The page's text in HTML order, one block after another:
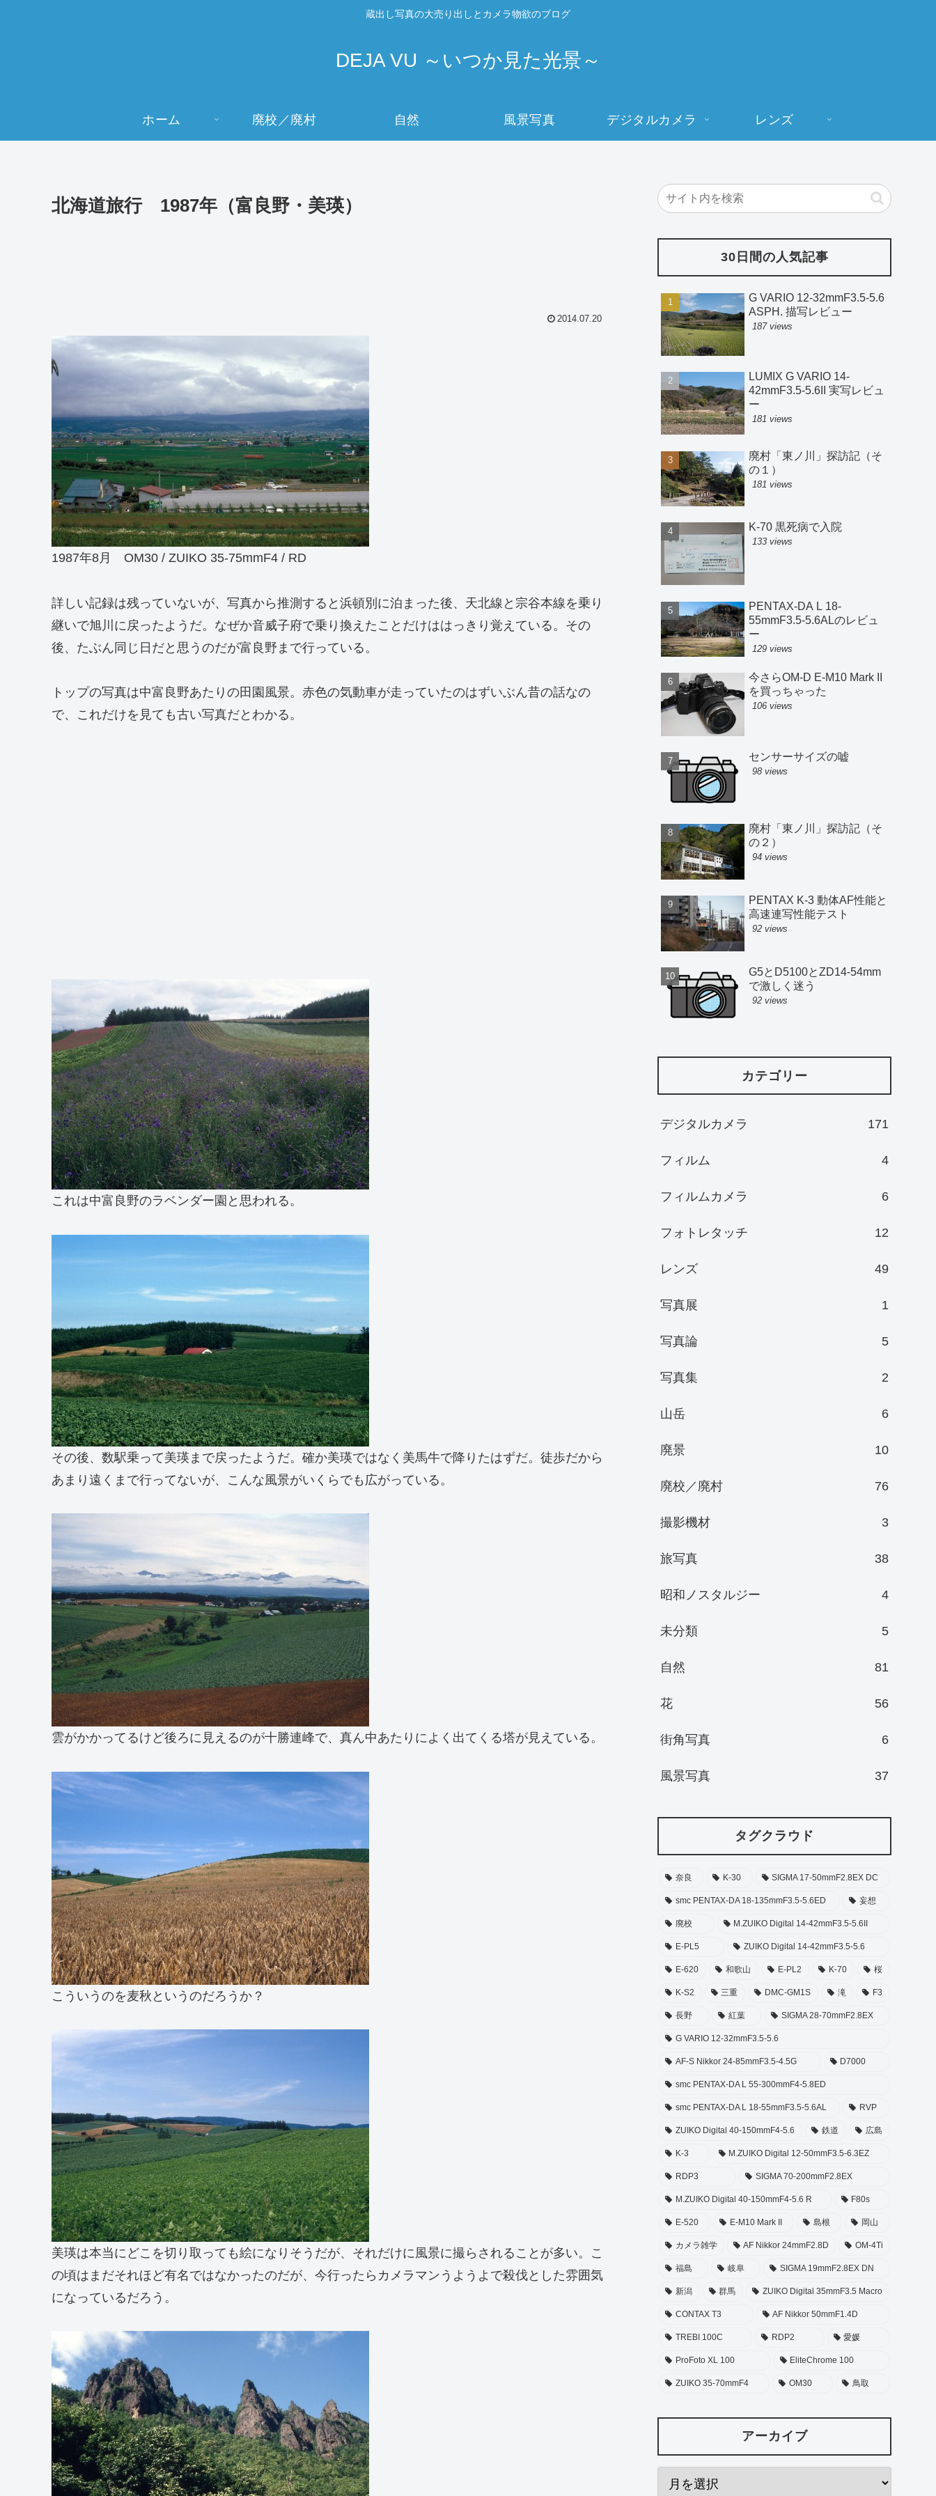
蔵出し写真の大売り出しとカメラ物欲のブログ
DEJA VU ～いつか見た光景～
ホーム 廃校／廃村 自然 風景写真 デジタルカメラ レンズ
北海道旅行 1987年（富良野・美瑛）
2014.07.20
1987年8月 OM30 / ZUIKO 35-75mmF4 / RD
詳しい記録は残っていないが、写真から推測すると浜頓別に泊まった後、天北線と宗谷本線を乗り
継いで旭川に戻ったようだ。なぜか音威子府で乗り換えたことだけははっきり覚えている。その
後、たぶん同じ日だと思うのだが富良野まで行っている。
トップの写真は中富良野あたりの田園風景。赤色の気動車が走っていたのはずいぶん昔の話なの
で、これだけを見ても古い写真だとわかる。
これは中富良野のラベンダー園と思われる。
その後、数駅乗って美瑛まで戻ったようだ。確か美瑛ではなく美馬牛で降りたはずだ。徒歩だから
あまり遠くまで行ってないが、こんな風景がいくらでも広がっている。
雲がかかってるけど後ろに見えるのが十勝連峰で、真ん中あたりによく出てくる塔が見えている。
こういうのを麦秋というのだろうか？
美瑛は本当にどこを切り取っても絵になりそうだが、それだけに風景に撮らされることが多い。こ
の頃はまだそれほど有名ではなかったのだが、今行ったらカメラマンうようよで殺伐とした雰囲気
になっているだろう。
30日間の人気記事
G VARIO 12-32mmF3.5-5.6
ASPH. 描写レビュー
187 views
LUMIX G VARIO 14-
42mmF3.5-5.6II 実写レビュ
ー
181 views
廃村「東ノ川」探訪記（そ
の１）
181 views
K-70 黒死病で入院
133 views
PENTAX-DA L 18-
55mmF3.5-5.6ALのレビュ
ー
129 views
今さらOM-D E-M10 Mark II
を買っちゃった
106 views
センサーサイズの嘘
98 views
廃村「東ノ川」探訪記（そ
の２）
94 views
PENTAX K-3 動体AF性能と
高速連写性能テスト
92 views
G5とD5100とZD14-54mm
で激しく迷う
92 views
カテゴリー
デジタルカメラ 171
フィルム 4
フィルムカメラ 6
フォトレタッチ 12
レンズ 49
写真展 1
写真論 5
写真集 2
山岳 6
廃景 10
廃校／廃村 76
撮影機材 3
旅写真 38
昭和ノスタルジー 4
未分類 5
自然 81
花 56
街角写真 6
風景写真 37
タグクラウド
奈良 K-30 SIGMA 17-50mmF2.8EX DC
smc PENTAX-DA 18-135mmF3.5-5.6ED 妄想
廃校 M.ZUIKO Digital 14-42mmF3.5-5.6II
E-PL5 ZUIKO Digital 14-42mmF3.5-5.6
E-620 和歌山 E-PL2 K-70 桜
K-S2 三重 DMC-GM1S 滝 F3
長野 紅葉 SIGMA 28-70mmF2.8EX
G VARIO 12-32mmF3.5-5.6
AF-S Nikkor 24-85mmF3.5-4.5G D7000
smc PENTAX-DA L 55-300mmF4-5.8ED
smc PENTAX-DA L 18-55mmF3.5-5.6AL RVP
ZUIKO Digital 40-150mmF4-5.6 鉄道 広島
K-3 M.ZUIKO Digital 12-50mmF3.5-6.3EZ
RDP3 SIGMA 70-200mmF2.8EX
M.ZUIKO Digital 40-150mmF4-5.6 R F80s
E-520 E-M10 Mark II 島根 岡山
カメラ雑学 AF Nikkor 24mmF2.8D OM-4Ti
福島 岐阜 SIGMA 19mmF2.8EX DN
新潟 群馬 ZUIKO Digital 35mmF3.5 Macro
CONTAX T3 AF Nikkor 50mmF1.4D
TREBI 100C RDP2 愛媛
ProFoto XL 100 EliteChrome 100
ZUIKO 35-70mmF4 OM30 鳥取
アーカイブ